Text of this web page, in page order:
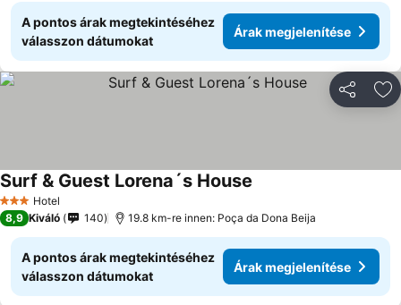
A pontos árak megtekintéséhez
válasszon dátumokat
Árak megjelenítése
3 Kategória
Hotel
Surf & Guest Lorena´s House
8,9 Kiváló 140 19.8 km-re innen: Poça da Dona Beija
A pontos árak megtekintéséhez
válasszon dátumokat
Árak megjelenítése